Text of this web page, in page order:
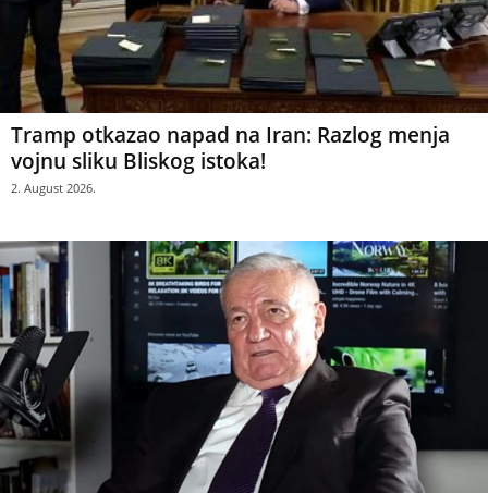
Tramp otkazao napad na Iran: Razlog menja
vojnu sliku Bliskog istoka!
2. August 2026.